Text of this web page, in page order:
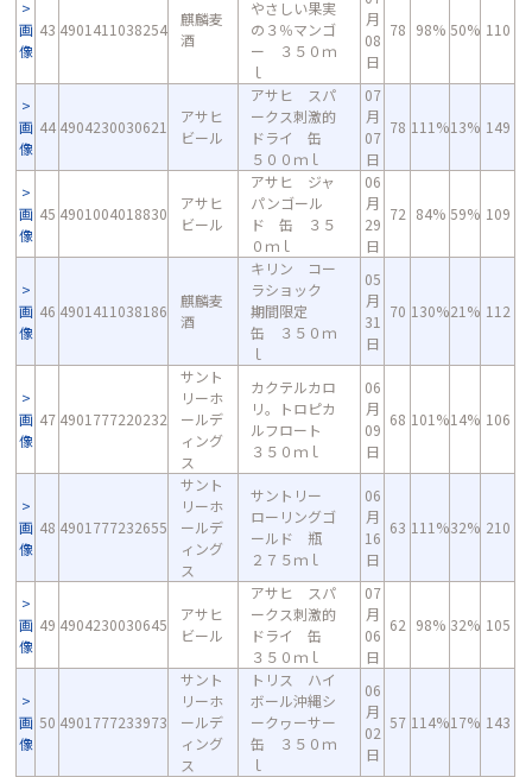
画
像
43 4901411038254
麒麟麦
酒
やさしい果実
の３％マンゴ
ー ３５０ｍ
ｌ
月
08
日
78 98% 50% 110
画
像
44 4904230030621
アサヒ
ビール
アサヒ スパ
ークス刺激的
ドライ 缶
５００ｍｌ
07
月
07
日
78 111%13% 149
画
像
45 4901004018830
アサヒ
ビール
アサヒ ジャ
パンゴール
ド 缶 ３５
０ｍｌ
06
月
29
日
72 84% 59% 109
画
像
46 4901411038186
麒麟麦
酒
キリン コー
ラショック
期間限定
缶 ３５０ｍ
ｌ
05
月
31
日
70 130%21% 112
画
像
47 4901777220232
サント
リーホ
ールデ
ィング
ス
カクテルカロ
リ。トロピカ
ルフロート
３５０ｍｌ
06
月
09
日
68 101%14% 106
画
像
48 4901777232655
サント
リーホ
ールデ
ィング
ス
サントリー
ローリングゴ
ールド 瓶
２７５ｍｌ
06
月
16
日
63 111%32% 210
画
像
49 4904230030645
アサヒ
ビール
アサヒ スパ
ークス刺激的
ドライ 缶
３５０ｍｌ
07
月
06
日
62 98% 32% 105
画
像
50 4901777233973
サント
リーホ
ールデ
ィング
ス
トリス ハイ
ボール沖縄シ
ークヮーサー
缶 ３５０ｍ
ｌ
06
月
02
日
57 114%17% 143